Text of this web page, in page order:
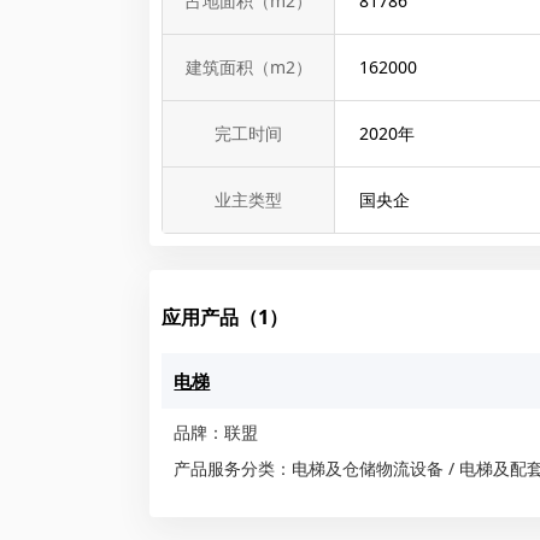
建筑面积（m2） 162000
完工时间 2020年
业主类型 国央企
应用产品（1）
电梯
品牌：联盟
产品服务分类：电梯及仓储物流设备 / 电梯及配